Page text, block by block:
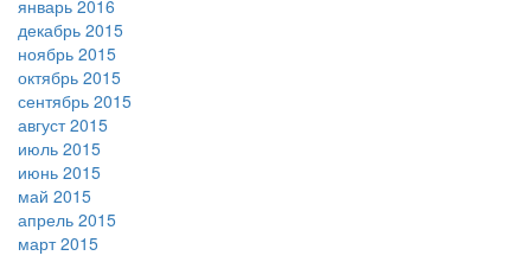
январь 2016
декабрь 2015
ноябрь 2015
октябрь 2015
сентябрь 2015
август 2015
июль 2015
июнь 2015
май 2015
апрель 2015
март 2015